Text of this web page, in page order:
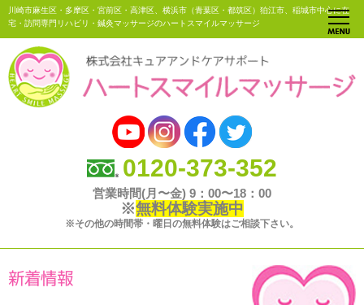
川崎市麻生区・多摩区・宮前区・高津区、横浜市（青葉区・都筑区）狛江市、稲城市中心に在
宅・訪問専門リハビリ・鍼灸マッサージのハートスマイルマッサージ
0120-373-352
営業時間(月〜金) 9：00〜18：00
※無料体験実施中
※その他の時間帯・曜日の無料体験はご相談下さい。
新着情報